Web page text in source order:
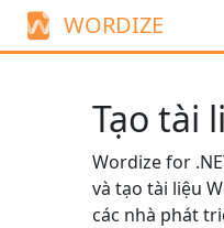
WORDIZE
Tạo tài
Wordize for
và tạo tài liệu
các nhà phát